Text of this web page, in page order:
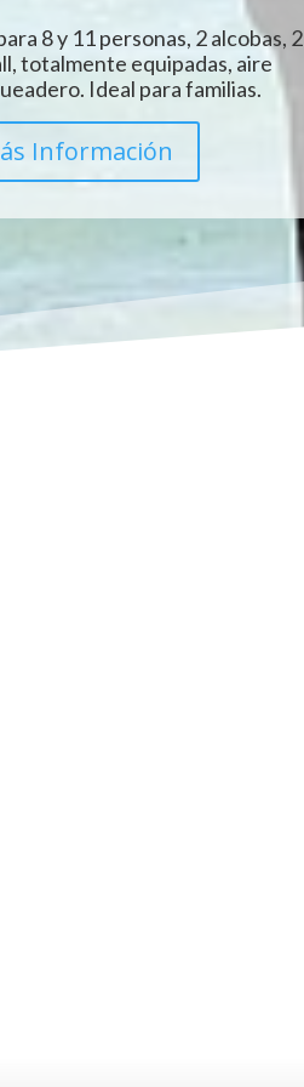
8 y 11 personas, 2 alcobas, 2
totalmente equipadas, aire
Ideal para familias.
Información